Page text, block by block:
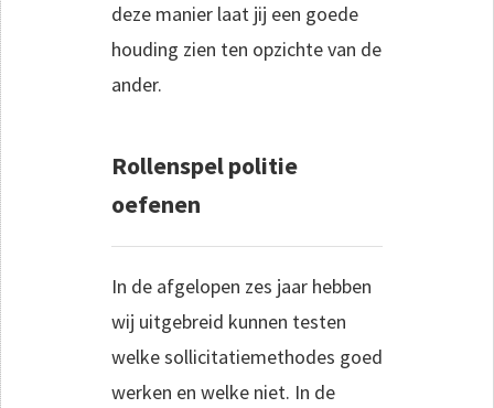
deze manier laat jij een goede
houding zien ten opzichte van de
ander.
Rollenspel politie
oefenen
In de afgelopen zes jaar hebben
wij uitgebreid kunnen testen
welke sollicitatiemethodes goed
werken en welke niet. In de